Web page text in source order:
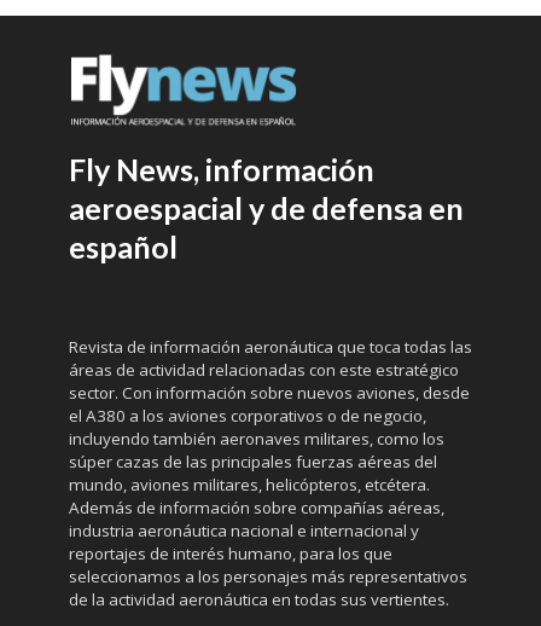
Fly News, información
aeroespacial y de defensa en
español
Revista de información aeronáutica que toca todas las
áreas de actividad relacionadas con este estratégico
sector. Con información sobre nuevos aviones, desde
el A380 a los aviones corporativos o de negocio,
incluyendo también aeronaves militares, como los
súper cazas de las principales fuerzas aéreas del
mundo, aviones militares, helicópteros, etcétera.
Además de información sobre compañías aéreas,
industria aeronáutica nacional e internacional y
reportajes de interés humano, para los que
seleccionamos a los personajes más representativos
de la actividad aeronáutica en todas sus vertientes.